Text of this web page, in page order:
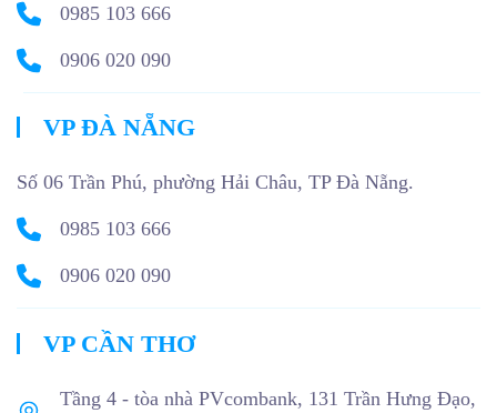
0985 103 666
0906 020 090
VP ĐÀ NẴNG
Số 06 Trần Phú, phường Hải Châu, TP Đà Nẵng.
0985 103 666
0906 020 090
VP CẦN THƠ
Tầng 4 - tòa nhà PVcombank, 131 Trần Hưng Đạo,